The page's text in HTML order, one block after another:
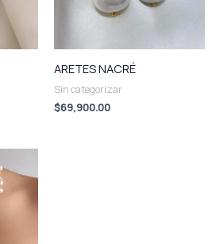
ARETES NACRÉ
Sin categorizar
$69,900.00